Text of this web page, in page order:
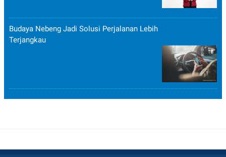
Budaya Nebeng Jadi Solusi Perjalanan Lebih
Terjangkau